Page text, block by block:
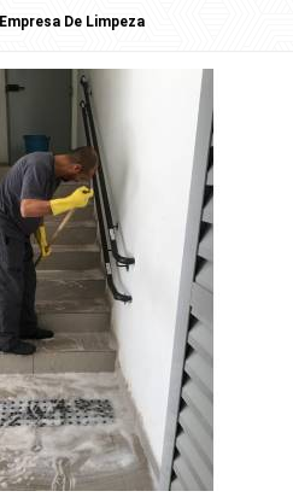
Empresa De Limpeza